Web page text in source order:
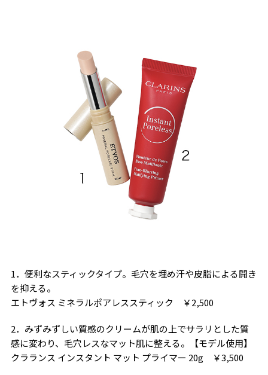
1．便利なスティックタイプ。毛穴を埋め汗や皮脂による開き
を抑える。
エトヴォス ミネラルポアレススティック ￥2,500
2．みずみずしい質感のクリームが肌の上でサラリとした質
感に変わり、毛穴レスなマット肌に整える。【モデル使用】
クラランス インスタント マット プライマー 20g ￥3,500